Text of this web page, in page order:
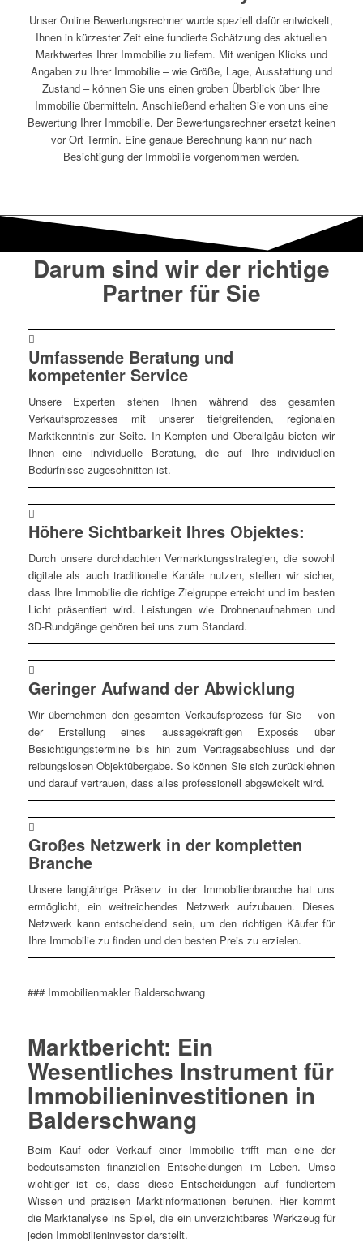
Unser Online Bewertungsrechner wurde speziell dafür entwickelt,
Ihnen in kürzester Zeit eine fundierte Schätzung des aktuellen
Marktwertes Ihrer Immobilie zu liefern. Mit wenigen Klicks und
Angaben zu Ihrer Immobilie – wie Größe, Lage, Ausstattung und
Zustand – können Sie uns einen groben Überblick über Ihre
Immobilie übermitteln. Anschließend erhalten Sie von uns eine
Bewertung Ihrer Immobilie. Der Bewertungsrechner ersetzt keinen
vor Ort Termin. Eine genaue Berechnung kann nur nach
Besichtigung der Immobilie vorgenommen werden.
Darum sind wir der richtige
Partner für Sie
Umfassende Beratung und
kompetenter Service
Unsere Experten stehen Ihnen während des gesamten
Verkaufsprozesses mit unserer tiefgreifenden, regionalen
Marktkenntnis zur Seite. In Kempten und Oberallgäu bieten wir
Ihnen eine individuelle Beratung, die auf Ihre individuellen
Bedürfnisse zugeschnitten ist.
Höhere Sichtbarkeit Ihres Objektes:
Durch unsere durchdachten Vermarktungsstrategien, die sowohl
digitale als auch traditionelle Kanäle nutzen, stellen wir sicher,
dass Ihre Immobilie die richtige Zielgruppe erreicht und im besten
Licht präsentiert wird. Leistungen wie Drohnenaufnahmen und
3D-Rundgänge gehören bei uns zum Standard.
Geringer Aufwand der Abwicklung
Wir übernehmen den gesamten Verkaufsprozess für Sie – von
der Erstellung eines aussagekräftigen Exposés über
Besichtigungstermine bis hin zum Vertragsabschluss und der
reibungslosen Objektübergabe. So können Sie sich zurücklehnen
und darauf vertrauen, dass alles professionell abgewickelt wird.
Großes Netzwerk in der kompletten
Branche
Unsere langjährige Präsenz in der Immobilienbranche hat uns
ermöglicht, ein weitreichendes Netzwerk aufzubauen. Dieses
Netzwerk kann entscheidend sein, um den richtigen Käufer für
Ihre Immobilie zu finden und den besten Preis zu erzielen.
### Immobilienmakler Balderschwang
Marktbericht: Ein
Wesentliches Instrument für
Immobilieninvestitionen in
Balderschwang
Beim Kauf oder Verkauf einer Immobilie trifft man eine der
bedeutsamsten finanziellen Entscheidungen im Leben. Umso
wichtiger ist es, dass diese Entscheidungen auf fundiertem
Wissen und präzisen Marktinformationen beruhen. Hier kommt
die Marktanalyse ins Spiel, die ein unverzichtbares Werkzeug für
jeden Immobilieninvestor darstellt.